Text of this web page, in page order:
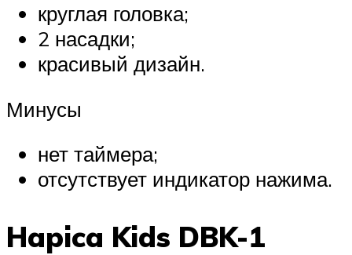
круглая головка;
2 насадки;
красивый дизайн.
Минусы
нет таймера;
отсутствует индикатор нажима.
Hapica Kids DBK-1